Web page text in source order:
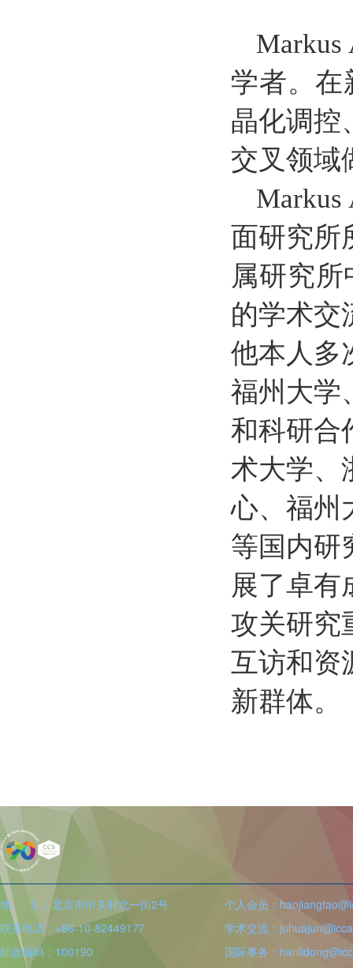
学者。在
晶化调控
交叉领域
面研究所
属研究
的学术交
他本人多
福州大学
和科研合
术大学、
心、福州
等国内研
展了卓有
攻关研究
互访和资
新群体。
地 址：北京市中关村北一街2号
联系电话：+86-10-82449177
邮政编码：100190
个人会员：
学术交流：
国际事务：